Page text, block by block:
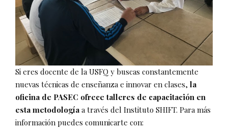
Si eres docente de la USFQ y buscas constantemente
nuevas técnicas de enseñanza e innovar en clases, la
oficina de PASEC ofrece talleres de capacitación en
esta metodología a través del Instituto SHIFT. Para más
información puedes comunicarte con: